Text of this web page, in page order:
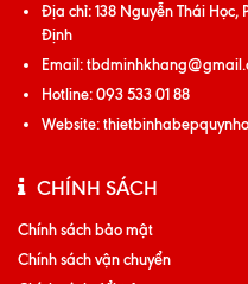
Địa chỉ:138 Nguyễn Thái Học,
Định
Email:
Hotline:093 533 01 88
Website:
CHÍNH SÁCH
Chính sách bảo mật
Chính sách vận chuyển